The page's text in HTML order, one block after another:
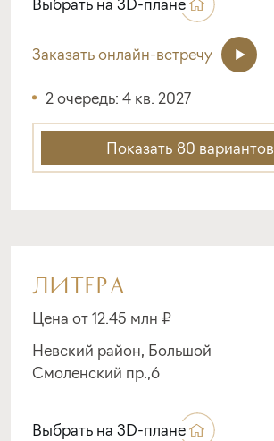
Выбрать на 3D-плане
Заказать онлайн-встречу
2 очередь: 4 кв. 2027
Показать 80 вариантов
ЛИТЕРА
Цена от 12.45 млн ₽
Невский район, Большой
Смоленский пр.,6
Выбрать на 3D-плане